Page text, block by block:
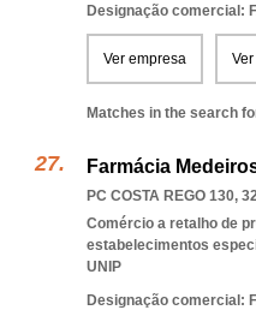
Designação comercial:
Ver empresa
Matches in the search
Farmácia
PC COSTA REGO 130,
Comércio a retalho de
estabelecimentos
UNIP
Designação comercial: